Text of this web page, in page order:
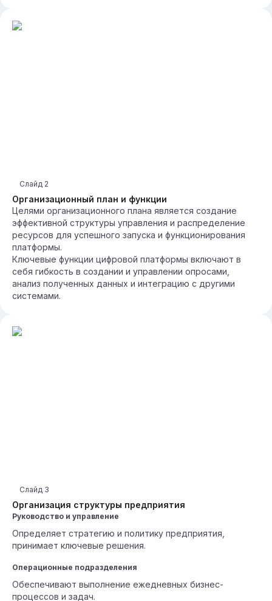
Организационный план и функции
Слайд 2
Целями организационного плана является создание
эффективной структуры управления и распределение
ресурсов для успешного запуска и функционирования
платформы.
Ключевые функции цифровой платформы включают в
себя гибкость в создании и управлении опросами,
анализ полученных данных и интеграцию с другими
системами.
Организация структуры предприятия
Слайд 3
Руководство и управление
Определяет стратегию и политику предприятия,
принимает ключевые решения.
Операционные подразделения
Обеспечивают выполнение ежедневных бизнес-
процессов и задач.